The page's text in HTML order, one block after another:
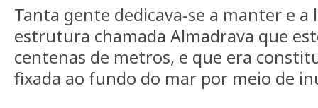
Tanta gente dedicava-se a manter e a
estrutura chamada Almadrava que
centenas de metros, e que era
fixada ao fundo do mar por meio de